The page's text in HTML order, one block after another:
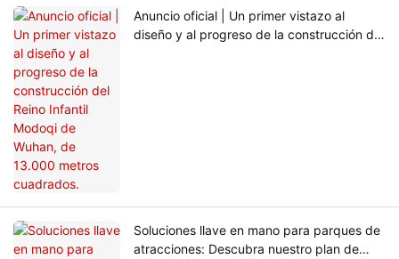
Anuncio oficial | Un primer vistazo al
diseño y al progreso de la construcción del
Soluciones llave en mano para parques de
atracciones: Descubra nuestro plan de